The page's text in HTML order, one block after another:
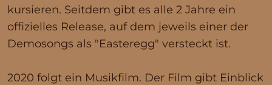
kursieren. Seitdem gibt es alle 2 Jahre ein
offizielles Release, auf dem jeweils einer der
Demosongs als "Easteregg" versteckt ist.
2020 folgt ein Musikfilm. Der Film gibt Einblick